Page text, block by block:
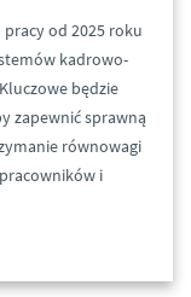
od 2025 roku
kadrowo-
będzie
zapewnić sprawną
równowagi
i